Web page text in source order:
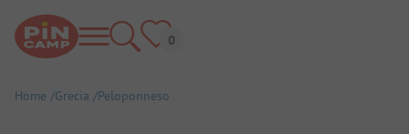
Home Grecia Peloponneso